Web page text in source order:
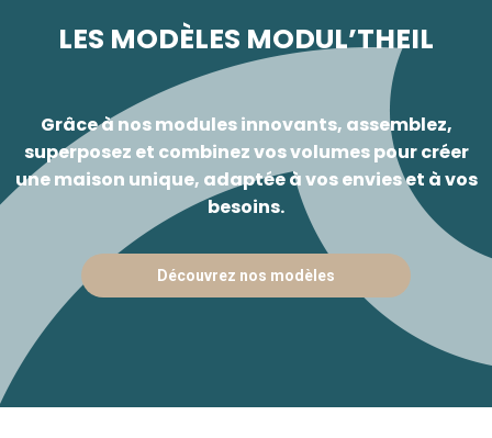
LES MODÈLES MODUL’THEIL
Grâce à nos modules innovants, assemblez,
superposez et combinez vos volumes pour créer
une maison unique, adaptée à vos envies et à vos
besoins.
Découvrez nos modèles